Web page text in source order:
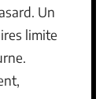
Un
limite